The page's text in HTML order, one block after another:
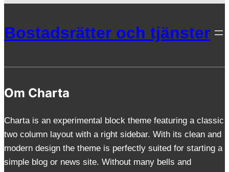
Bostadsrätter och tjänster
Om Charta
Charta is an experimental block theme featuring a classic
two column layout with a right sidebar. With its clean and
modern design the theme is perfectly suited for starting a
simple blog or news site. Without many bells and